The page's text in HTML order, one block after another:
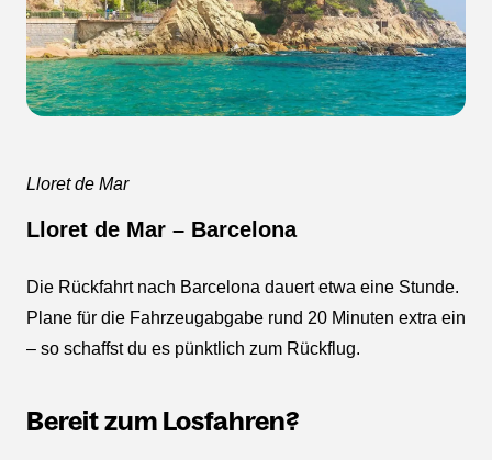
Lloret de Mar
Lloret de Mar – Barcelona
Die Rückfahrt nach Barcelona dauert etwa eine Stunde.
Plane für die Fahrzeugabgabe rund 20 Minuten extra ein
– so schaffst du es pünktlich zum Rückflug.
Bereit zum Losfahren?